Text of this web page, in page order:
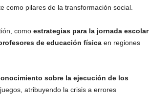
como pilares de la transformación social.
comoestrategias para la jornada escolar
de educación físicaen regiones
sobre la ejecución de los
atribuyendo la crisis a errores